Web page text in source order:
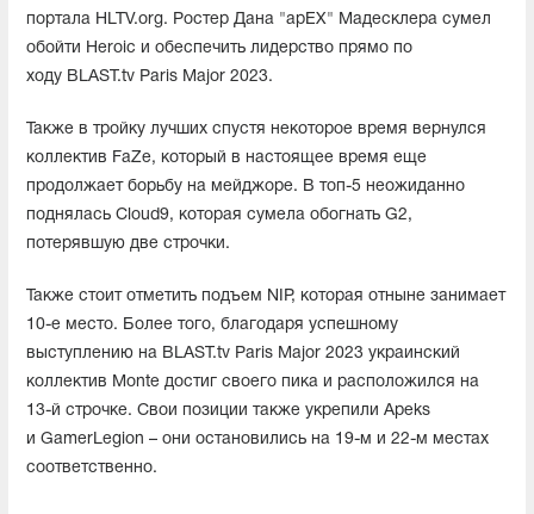
портала HLTV.org. Ростер Дана "apEX" Мадесклера сумел
обойти Heroic и обеспечить лидерство прямо по
ходу BLAST.tv Paris Major 2023.
Также в тройку лучших спустя некоторое время вернулся
коллектив FaZe, который в настоящее время еще
продолжает борьбу на мейджоре. В топ-5 неожиданно
поднялась Cloud9, которая сумела обогнать G2,
потерявшую две строчки.
Также стоит отметить подъем NIP, которая отныне занимает
10-е место. Более того, благодаря успешному
выступлению на BLAST.tv Paris Major 2023 украинский
коллектив Monte достиг своего пика и расположился на
13-й строчке. Свои позиции также укрепили Apeks
и GamerLegion – они остановились на 19-м и 22-м местах
соответственно.